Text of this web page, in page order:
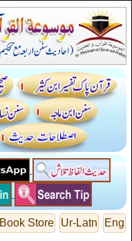
Eng
Ur-Latn
Book Store